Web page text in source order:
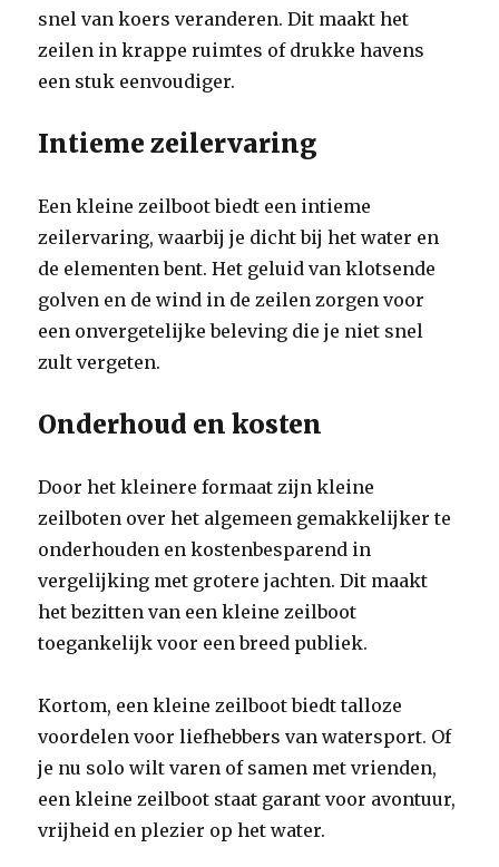
snel van koers veranderen. Dit maakt het
zeilen in krappe ruimtes of drukke havens
een stuk eenvoudiger.
Intieme zeilervaring
Een kleine zeilboot biedt een intieme
zeilervaring, waarbij je dicht bij het water en
de elementen bent. Het geluid van klotsende
golven en de wind in de zeilen zorgen voor
een onvergetelijke beleving die je niet snel
zult vergeten.
Onderhoud en kosten
Door het kleinere formaat zijn kleine
zeilboten over het algemeen gemakkelijker te
onderhouden en kostenbesparend in
vergelijking met grotere jachten. Dit maakt
het bezitten van een kleine zeilboot
toegankelijk voor een breed publiek.
Kortom, een kleine zeilboot biedt talloze
voordelen voor liefhebbers van watersport. Of
je nu solo wilt varen of samen met vrienden,
een kleine zeilboot staat garant voor avontuur,
vrijheid en plezier op het water.